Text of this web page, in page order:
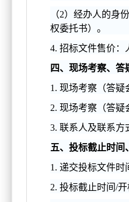
（2）经办人的身
权委托书）。
4. 招标文件售价：
四、现场考察、答
1. 现场考察（答疑
2. 现场考察（答疑
3. 联系人及联系方
五、投标截止时间
1. 递交投标文件时
2. 投标截止时间/